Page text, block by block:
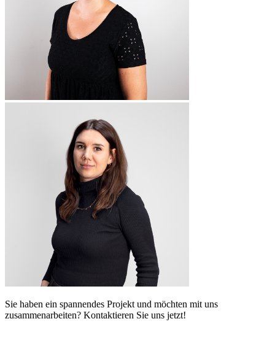
Sie haben ein spannendes Projekt und möchten mit uns
zusammenarbeiten? Kontaktieren Sie uns jetzt!